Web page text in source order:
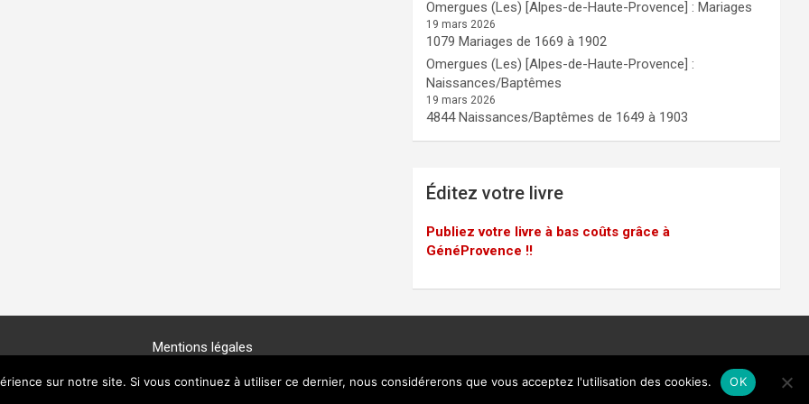
Omergues (Les) [Alpes-de-Haute-Provence] : Mariages
19 mars 2026
1079 Mariages de 1669 à 1902
Omergues (Les) [Alpes-de-Haute-Provence] :
Naissances/Baptêmes
19 mars 2026
4844 Naissances/Baptêmes de 1649 à 1903
Éditez votre livre
Publiez votre livre à bas coûts grâce à
GénéProvence !!
Mentions légales
Copyright © 2025 -GénéProvence
sur notre site. Si vous continuez à utiliser ce dernier, nous considérerons que vous acceptez l'utilisation des cookies. OK